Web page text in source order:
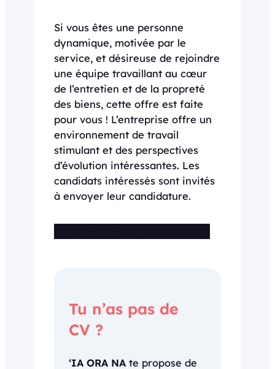
Si vous êtes une personne
dynamique, motivée par le
service, et désireuse de rejoindre
une équipe travaillant au cœur
de l’entretien et de la propreté
des biens, cette offre est faite
pour vous ! L’entreprise offre un
environnement de travail
stimulant et des perspectives
d’évolution intéressantes. Les
candidats intéressés sont invités
à envoyer leur candidature.
Tu n’as pas de
CV ?
‘IA ORA NA te propose de